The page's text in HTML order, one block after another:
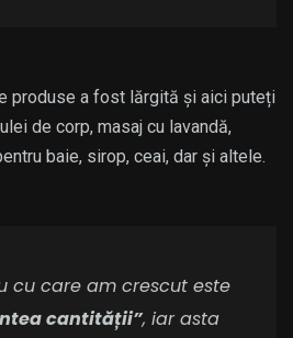
produse a fost lărgită și aici puteți
de corp, masaj cu lavandă,
baie, sirop, ceai, dar și altele.
cu care am crescut este
cantității”, iar asta